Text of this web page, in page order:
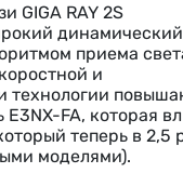
GIGA RAY 2S
динамический
приема
и
технологии
FA, которая
теперь в 2,5
моделями).